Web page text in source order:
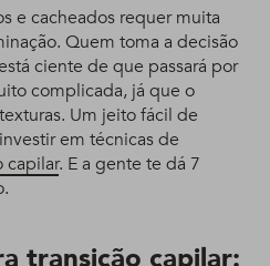
e cacheados requer muita
Quem toma a decisão
ciente de que passará por
complicada, já que o
Um jeito fácil de
em técnicas de
capilar. E a gente te dá 7